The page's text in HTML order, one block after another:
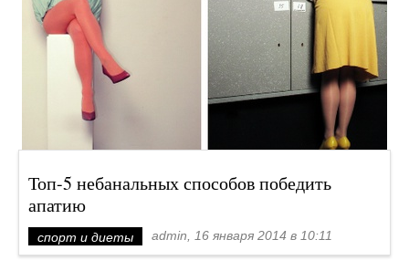
Топ-5 небанальных способов победить
апатию
спорт и диеты admin, 16 января 2014 в 10:11